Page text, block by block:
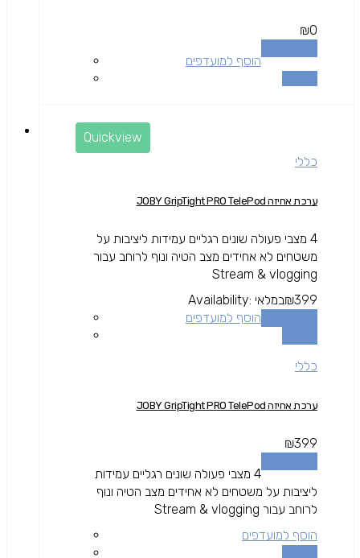
₪0
הוסף למועדפים
Quickview
כללי
ערכת אחיזה JOBY GripTight PRO TelePod
4 מצבי פעולה שונים רגליים עמידות ליציבות על
משטחים לא אחידים מצב הטיה ונוף לרוחב עבור
Stream & vlogging
₪399
Availability: במלאי
הוסף למועדפים
כללי
ערכת אחיזה JOBY GripTight PRO TelePod
₪399
4 מצבי פעולה שונים רגליים עמידות
ליציבות על משטחים לא אחידים מצב הטיה ונוף
לרוחב עבור Stream & vlogging
הוסף למועדפים